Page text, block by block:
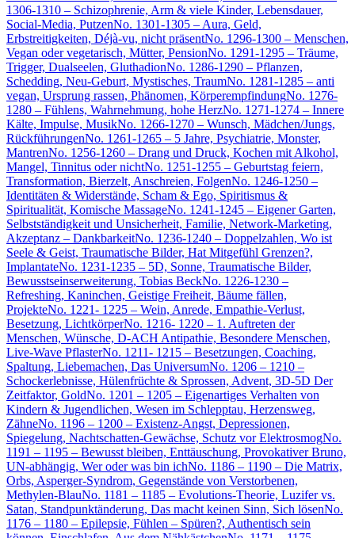
1306-1310 – Schizophrenie, Arm & viele Kinder, Lebensdauer,
Social-Media, PutzenNo. 1301-1305 – Aura, Geld,
Erbstreitigkeiten, Déjà-vu, nicht präsentNo. 1296-1300 – Menschen,
Vegan oder vegetarisch, Mütter, PensionNo. 1291-1295 – Träume,
Trigger, Dualseelen, GluthadionNo. 1286-1290 – Pflanzen,
Schedding, Neu-Geburt, Mystisches, TraumNo. 1281-1285 – anti
vegan, Ursprung rassen, Phänomen, KörperempfindungNo. 1276-
1280 – Fühlens, Wahrnehmung, hohe HerzNo. 1271-1274 – Innere
Kälte, Impulse, MusikNo. 1266-1270 – Wunsch, Mädchen/Jungs,
RückführungenNo. 1261-1265 – 5 Jahre, Psychiatrie, Monster,
MantrenNo. 1256-1260 – Drang und Druck, Kochen mit Alkohol,
Mangel, Tinnitus oder nichtNo. 1251-1255 – Geburtstag feiern,
Transformation, Bierzelt, Anschreien, FolgenNo. 1246-1250 –
Identitäten & Widerstände, Scham & Ego, Spiritismus &
Spiritualität, Komische MassageNo. 1241-1245 – Eigener Garten,
Selbstständigkeit und Unsicherheit, Familie, Network-Marketing,
Akzeptanz – DankbarkeitNo. 1236-1240 – Doppelzahlen, Wo ist
Seele & Geist, Traumatische Bilder, Hat Mitgefühl Grenzen?,
ImplantateNo. 1231-1235 – 5D, Sonne, Traumatische Bilder,
Bewusstseinserweiterung, Tobias BeckNo. 1226-1230 –
Refreshing, Kaninchen, Geistige Freiheit, Bäume fällen,
ProjekteNo. 1221- 1225 – Wein, Anrede, Empathie-Verlust,
Besetzung, LichtkörperNo. 1216- 1220 – 1. Auftreten der
Menschen, Wünsche, D-ACH Antipathie, Besondere Menschen,
Live-Wave PflasterNo. 1211- 1215 – Besetzungen, Coaching,
Spaltung, Liebemachen, Das UniversumNo. 1206 – 1210 –
Schockerlebnisse, Hülenfrüchte & Sprossen, Advent, 3D-5D Der
Zeitfaktor, GoldNo. 1201 – 1205 – Eigenartiges Verhalten von
Kindern & Jugendlichen, Wesen im Schlepptau, Herzensweg,
ZähneNo. 1196 – 1200 – Existenz-Angst, Depressionen,
Spiegelung, Nachtschatten-Gewächse, Schutz vor ElektrosmogNo.
1191 – 1195 – Bewusst bleiben, Enttäuschung, Provokativer Bruno,
UN-abhängig, Wer oder was bin ichNo. 1186 – 1190 – Die Matrix,
Orbs, Asperger-Syndrom, Gegenstände von Verstorbenen,
Methylen-BlauNo. 1181 – 1185 – Evolutions-Theorie, Luzifer vs.
Satan, Standpunktänderung, Das macht keinen Sinn, Sich lösenNo.
1176 – 1180 – Epilepsie, Fühlen – Spüren?, Authentisch sein